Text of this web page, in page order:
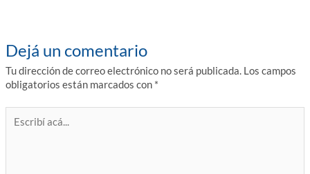
Dejá un comentario
Tu dirección de correo electrónico no será publicada. Los campos
obligatorios están marcados con *
acá...